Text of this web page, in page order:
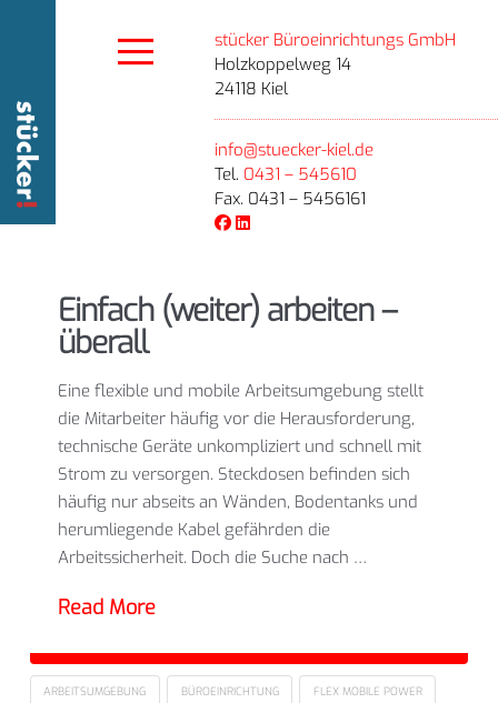
stücker Büroeinrichtungs GmbH
Holzkoppelweg 14
24118 Kiel
info@stuecker-kiel.de
Tel. 0431 – 545610
Fax. 0431 – 5456161
Einfach (weiter) arbeiten –
überall
Eine flexible und mobile Arbeitsumgebung stellt
die Mitarbeiter häufig vor die Herausforderung,
technische Geräte unkompliziert und schnell mit
Strom zu versorgen. Steckdosen befinden sich
häufig nur abseits an Wänden, Bodentanks und
herumliegende Kabel gefährden die
Arbeitssicherheit. Doch die Suche nach …
Read More
ARBEITSUMGEBUNG BÜROEINRICHTUNG FLEX MOBILE POWER